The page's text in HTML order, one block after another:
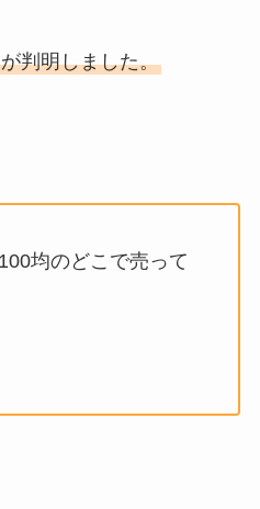
判明しました。
均のどこで売って